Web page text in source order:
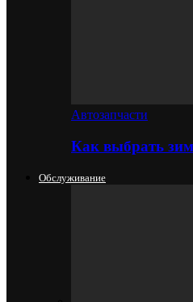
Автозапчасти
Как выбрать
Обслуживание